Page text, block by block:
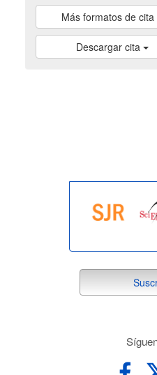
Más formatos de cita
Descargar cita